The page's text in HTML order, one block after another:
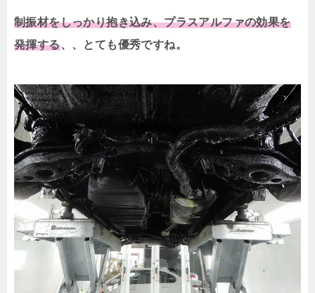
制振材をしっかり抱き込み、プラスアルファの効果を
発揮する、、とても優秀ですね。